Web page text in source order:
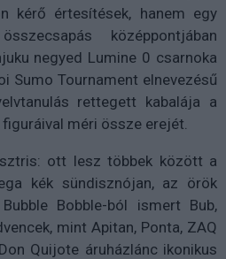
kérő értesítések, hanem egy
középpontjában
negyed Lumine 0 csarnoka
Sumo Tournament elnevezésű
rettegett kabalája a
méri össze erejét.
ott lesz többek között a
kék sündisznójan, az örök
Bobble-ból ismert Bub,
mint Apitan, Ponta, ZAQ
Quijote áruházlánc ikonikus